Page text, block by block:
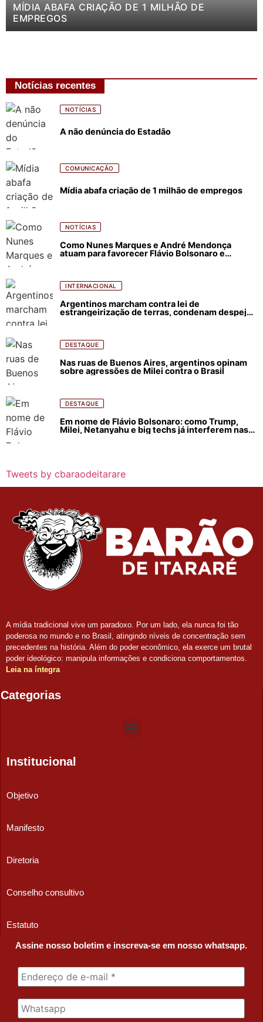
MÍDIA ABAFA CRIAÇÃO DE 1 MILHÃO DE
EMPREGOS
Notícias recentes
NOTÍCIAS
A não denúncia do Estadão
COMUNICAÇÃO
Mídia abafa criação de 1 milhão de empregos
NOTÍCIAS
Como Nunes Marques e André Mendonça
atuam para favorecer Flávio Bolsonaro e
INTERNACIONAL
Argentinos marcham contra lei de
estrangeirização de terras, condenam despejos
DESTAQUE
Nas ruas de Buenos Aires, argentinos opinam
sobre agressões de Milei contra o Brasil
DESTAQUE
Em nome de Flávio Bolsonaro: como Trump,
Milei, Netanyahu e big techs já interferem nas
Tweets by cbaraodeitarare
A mídia tradicional vive um paradoxo. Por um lado, ela nunca foi tão
poderosa no mundo e no Brasil, atingindo níveis de concentração sem
precedentes na história. Além do poder econômico, ela exerce um brutal
poder ideológico: manipula informações e condiciona comportamentos.
Leia na íntegra
Categorias
Institucional
Objetivo
Manifesto
Diretoria
Conselho consultivo
Estatuto
Assine nosso boletim e inscreva-se em nosso whatsapp.